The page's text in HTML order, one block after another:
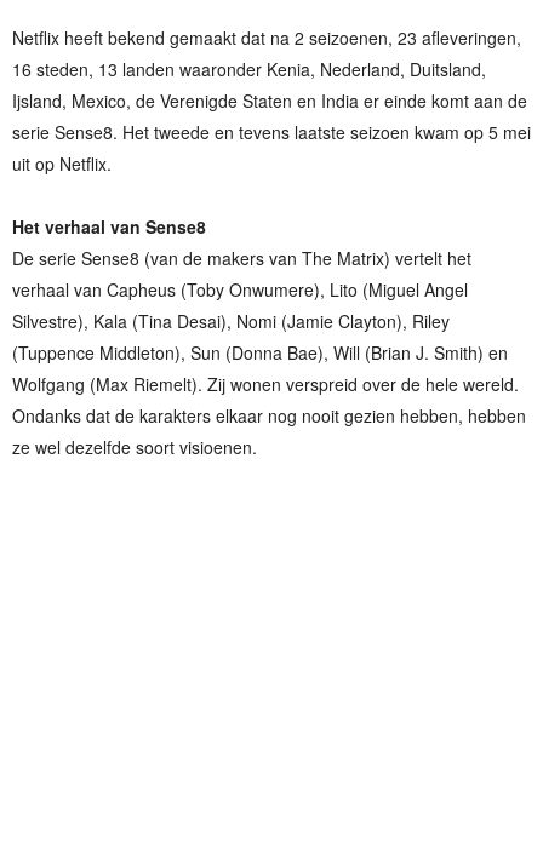
Netflix heeft bekend gemaakt dat na 2 seizoenen, 23 afleveringen,
16 steden, 13 landen waaronder Kenia, Nederland, Duitsland,
Ijsland, Mexico, de Verenigde Staten en India er einde komt aan de
serie Sense8. Het tweede en tevens laatste seizoen kwam op 5 mei
uit op Netflix.
Het verhaal van Sense8
De serie Sense8 (van de makers van The Matrix) vertelt het
verhaal van Capheus (Toby Onwumere), Lito (Miguel Angel
Silvestre), Kala (Tina Desai), Nomi (Jamie Clayton), Riley
(Tuppence Middleton), Sun (Donna Bae), Will (Brian J. Smith) en
Wolfgang (Max Riemelt). Zij wonen verspreid over de hele wereld.
Ondanks dat de karakters elkaar nog nooit gezien hebben, hebben
ze wel dezelfde soort visioenen.